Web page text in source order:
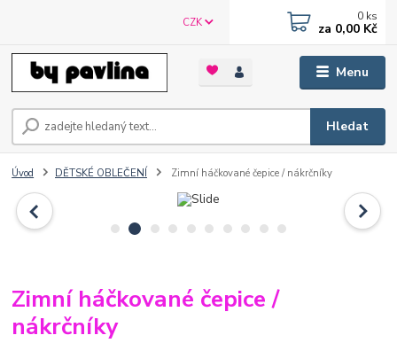
Menu
CZK
Hledat
0 ks
za 0,00 Kč
Úvod DĚTSKÉ OBLEČENÍ Zimní háčkované čepice / nákrčníky
Zimní háčkované čepice /
nákrčníky